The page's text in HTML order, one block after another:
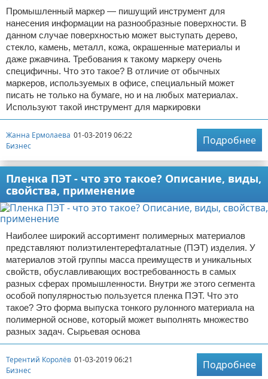
Промышленный маркер — пишущий инструмент для
нанесения информации на разнообразные поверхности. В
данном случае поверхностью может выступать дерево,
стекло, камень, металл, кожа, окрашенные материалы и
даже ржавчина. Требования к такому маркеру очень
специфичны. Что это такое? В отличие от обычных
маркеров, используемых в офисе, специальный может
писать не только на бумаге, но и на любых материалах.
Используют такой инструмент для маркировки
Жанна Ермолаева 01-03-2019 06:22
Бизнес
Подробнее
Пленка ПЭТ - что это такое? Описание, виды,
свойства, применение
Наиболее широкий ассортимент полимерных материалов
представляют полиэтилентерефталатные (ПЭТ) изделия. У
материалов этой группы масса преимуществ и уникальных
свойств, обуславливающих востребованность в самых
разных сферах промышленности. Внутри же этого сегмента
особой популярностью пользуется пленка ПЭТ. Что это
такое? Это форма выпуска тонкого рулонного материала на
полимерной основе, который может выполнять множество
разных задач. Сырьевая основа
Терентий Королёв 01-03-2019 06:21
Бизнес
Подробнее